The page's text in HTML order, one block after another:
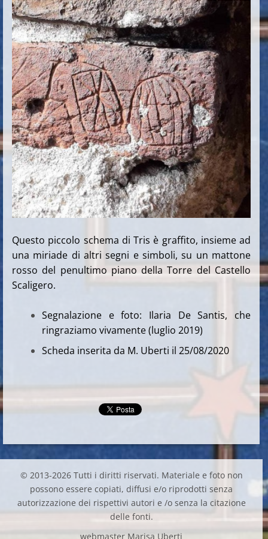
Questo piccolo schema di Tris è graffito, insieme ad
una miriade di altri segni e simboli, su un mattone
rosso del penultimo piano della Torre del Castello
Scaligero.
Segnalazione e foto: Ilaria De Santis, che
ringraziamo vivamente (luglio 2019)
Scheda inserita da M. Uberti il 25/08/2020
© 2013-2026 Tutti i diritti riservati. Materiale e foto non
possono essere copiati, diffusi e/o riprodotti senza
autorizzazione dei rispettivi autori e /o senza la citazione
delle fonti.
webmaster Marisa Uberti